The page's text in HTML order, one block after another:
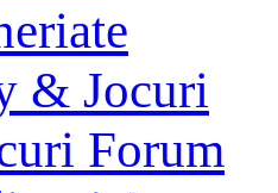
& Jocuri
Forum